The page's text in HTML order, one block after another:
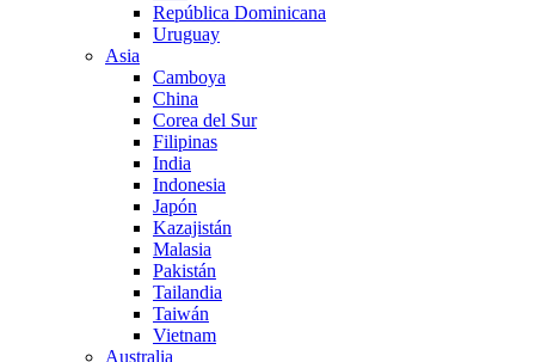
República Dominicana
Uruguay
Asia
Camboya
China
Corea del Sur
Filipinas
India
Indonesia
Japón
Kazajistán
Malasia
Pakistán
Tailandia
Taiwán
Vietnam
Australia